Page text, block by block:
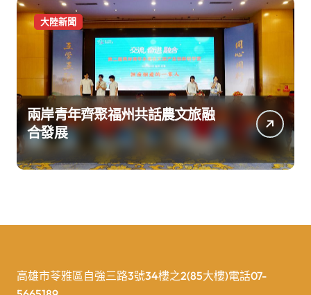
大陸新聞
兩岸青年齊聚福州共話農文旅融
合發展
高雄市苓雅區自強三路3號34樓之2(85大樓)電話07-